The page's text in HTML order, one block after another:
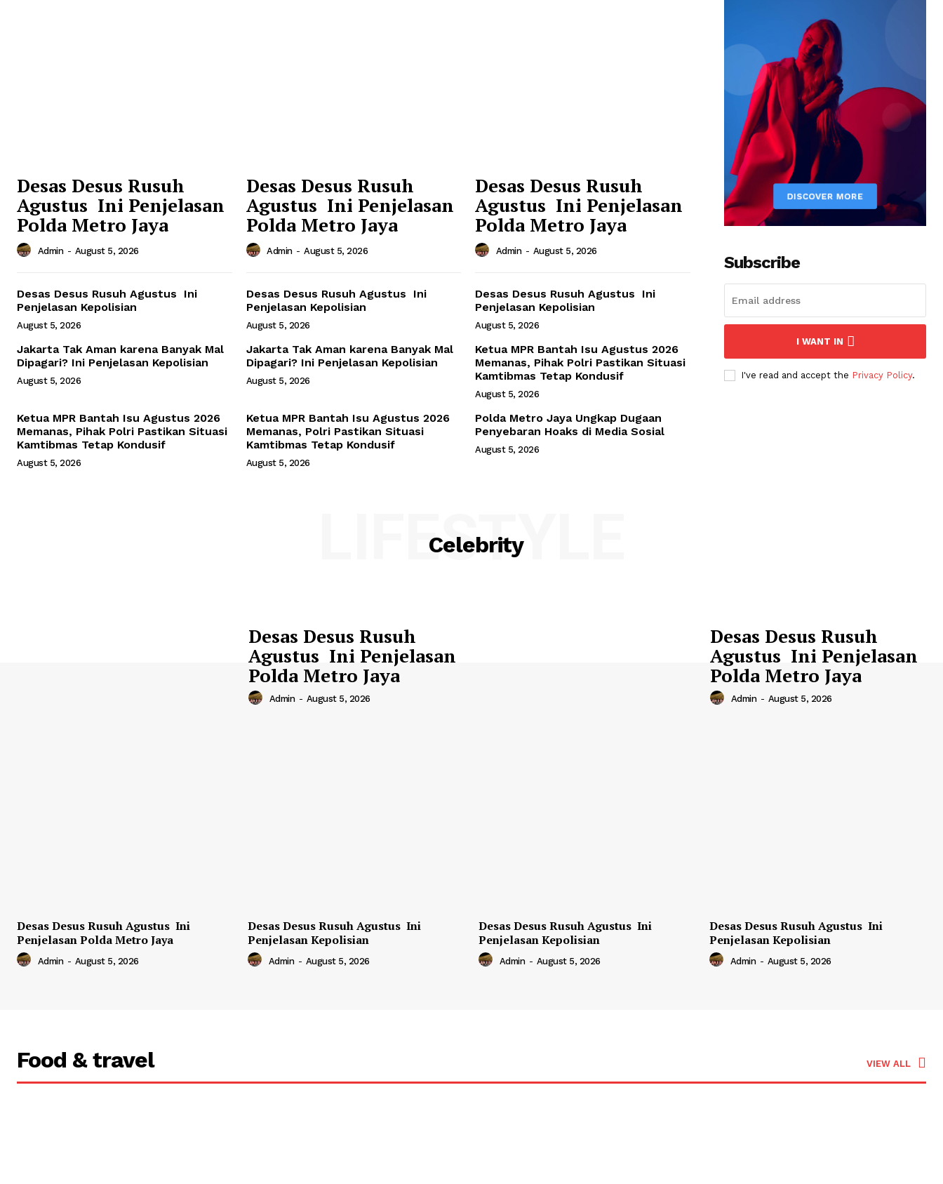
Desas Desus Rusuh
Agustus Ini Penjelasan
Polda Metro Jaya
Admin - August 5, 2026
Desas Desus Rusuh
Agustus Ini Penjelasan
Polda Metro Jaya
Admin - August 5, 2026
Desas Desus Rusuh
Agustus Ini Penjelasan
Polda Metro Jaya
Admin - August 5, 2026
Desas Desus Rusuh Agustus Ini
Penjelasan Kepolisian
August 5, 2026
Desas Desus Rusuh Agustus Ini
Penjelasan Kepolisian
August 5, 2026
Desas Desus Rusuh Agustus Ini
Penjelasan Kepolisian
August 5, 2026
Jakarta Tak Aman karena Banyak Mal
Dipagari? Ini Penjelasan Kepolisian
August 5, 2026
Jakarta Tak Aman karena Banyak Mal
Dipagari? Ini Penjelasan Kepolisian
August 5, 2026
Ketua MPR Bantah Isu Agustus 2026
Memanas, Pihak Polri Pastikan Situasi
Kamtibmas Tetap Kondusif
August 5, 2026
Ketua MPR Bantah Isu Agustus 2026
Memanas, Pihak Polri Pastikan Situasi
Kamtibmas Tetap Kondusif
August 5, 2026
Ketua MPR Bantah Isu Agustus 2026
Memanas, Polri Pastikan Situasi
Kamtibmas Tetap Kondusif
August 5, 2026
Polda Metro Jaya Ungkap Dugaan
Penyebaran Hoaks di Media Sosial
August 5, 2026
Subscribe
I WANT IN
I've read and accept the Privacy Policy.
Celebrity
LIFESTYLE
Desas Desus Rusuh
Agustus Ini Penjelasan
Polda Metro Jaya
Admin - August 5, 2026
Desas Desus Rusuh
Agustus Ini Penjelasan
Polda Metro Jaya
Admin - August 5, 2026
Desas Desus Rusuh Agustus Ini
Penjelasan Polda Metro Jaya
Admin - August 5, 2026
Desas Desus Rusuh Agustus Ini
Penjelasan Kepolisian
Admin - August 5, 2026
Desas Desus Rusuh Agustus Ini
Penjelasan Kepolisian
Admin - August 5, 2026
Desas Desus Rusuh Agustus Ini
Penjelasan Kepolisian
Admin - August 5, 2026
Food & travel VIEW ALL